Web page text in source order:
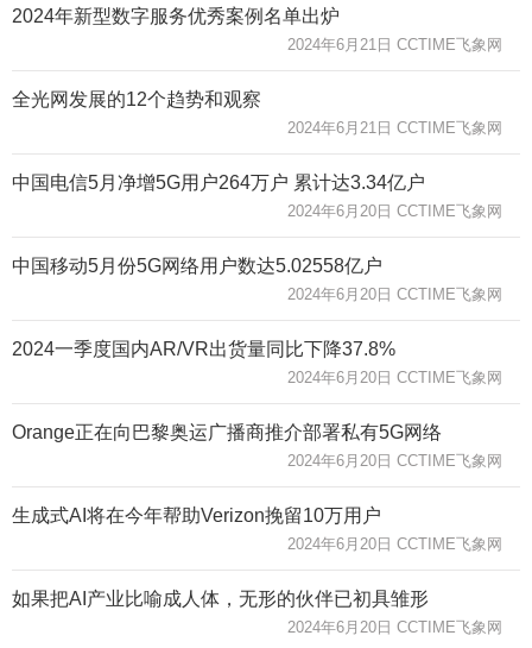
2024年新型数字服务优秀案例名单出炉
2024年6月21日 CCTIME飞象网
全光网发展的12个趋势和观察
2024年6月21日 CCTIME飞象网
中国电信5月净增5G用户264万户 累计达3.34亿户
2024年6月20日 CCTIME飞象网
中国移动5月份5G网络用户数达5.02558亿户
2024年6月20日 CCTIME飞象网
2024一季度国内AR/VR出货量同比下降37.8%
2024年6月20日 CCTIME飞象网
Orange正在向巴黎奥运广播商推介部署私有5G网络
2024年6月20日 CCTIME飞象网
生成式AI将在今年帮助Verizon挽留10万用户
2024年6月20日 CCTIME飞象网
如果把AI产业比喻成人体，无形的伙伴已初具雏形
2024年6月20日 CCTIME飞象网